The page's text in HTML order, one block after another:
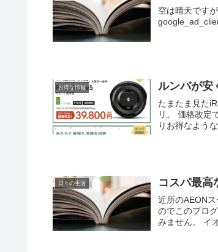
空は晴天です
お得な情報 ルンバが安
たまたま見た
リ。 価格改定
りお得なよう
日々の生活 コスパ最高
近所のAEON
のでこのプロ
みません。 イ